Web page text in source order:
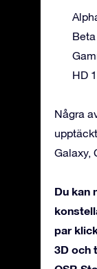
HD
Några
Galaxy,
Du kan
par
3D och